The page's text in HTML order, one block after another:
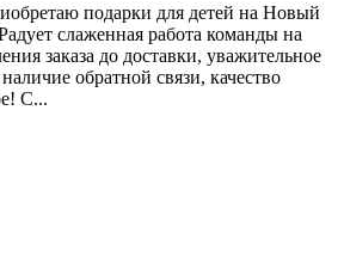
подарки для детей на Новый
слаженная работа команды на
заказа до доставки, уважительное
обратной связи, качество
С...